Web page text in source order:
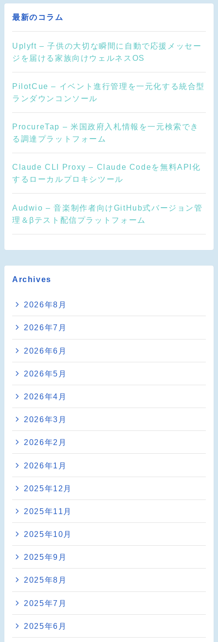
最新のコラム
Uplyft – 子供の大切な瞬間に自動で応援メッセー
ジを届ける家族向けウェルネスOS
PilotCue – イベント進行管理を一元化する統合型
ランダウンコンソール
ProcureTap – 米国政府入札情報を一元検索でき
る調達プラットフォーム
Claude CLI Proxy – Claude Codeを無料API化
するローカルプロキシツール
Audwio – 音楽制作者向けGitHub式バージョン管
理＆βテスト配信プラットフォーム
Archives
2026年8月
2026年7月
2026年6月
2026年5月
2026年4月
2026年3月
2026年2月
2026年1月
2025年12月
2025年11月
2025年10月
2025年9月
2025年8月
2025年7月
2025年6月